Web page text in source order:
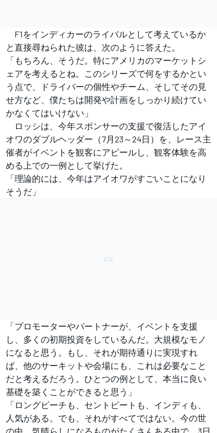
F1をインディカーのライバルとして考えているか
と直接尋ねられた彼は、次のように答えた。
「もちろん、そうだ。特にアメリカのマーケットシ
ェアを考えるとね。このシリーズで何をするかとい
う点で、ドライバーの個性やチーム、そしてその見
せ方など、僕たちは開発や計画をしっかり続けてい
かなくてはいけない」
ロッシは、今年スポンサーの支援で復活したアイ
オワのダブルヘッダー（7月23～24日）を、レース主
催者がイベントを観客にアピールし、観客体験を高
める上での一例として挙げた。
「理論的には、今年はアイオワがすごいことになり
そうだ」
「プロモーターやパートナーが、イベントを支援
し、多くの初期投資をしているんだ。大規模なモノ
になると思う。もし、それが期待通りに実現すれ
ば、他のサーキットや会場にも、これは必要なこと
だと考えるだろう。ひとつの例として、本当に良い
基礎を築くことができると思う」
「ロングビーチも、セントピートも、インディも、
人気がある。でも、それがすべてではない。今の世